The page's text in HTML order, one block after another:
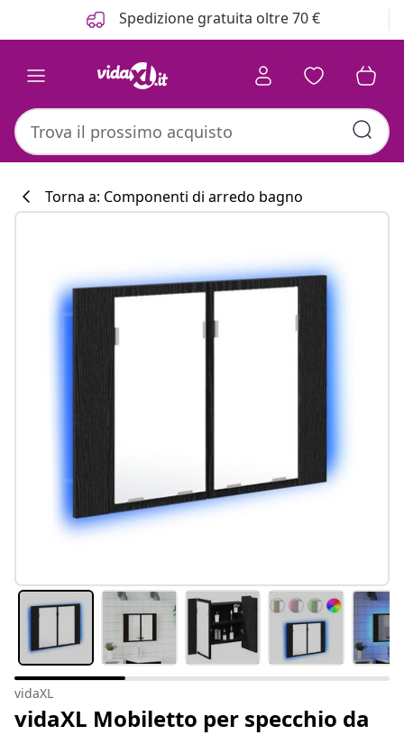
Spedizione gratuita oltre 70 €
Torna a: Componenti di arredo bagno
vidaXL
vidaXL Mobiletto per specchio da